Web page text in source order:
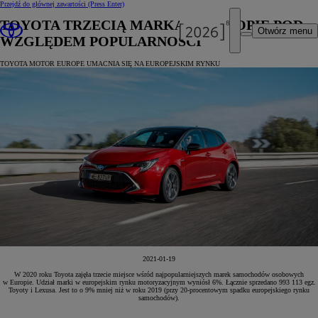
Przejdź do głównej zawartości (Press Enter)
Otwórz menu
TOYOTA TRZECIĄ MARKĄ W EUROPIE POD
WZGLĘDEM POPULARNOŚCI
TOYOTA MOTOR EUROPE UMACNIA SIĘ NA EUROPEJSKIM RYNKU
2021-01-19
W 2020 roku Toyota zajęła trzecie miejsce wśród najpopularniejszych marek samochodów osobowych
w Europie. Udział marki w europejskim rynku motoryzacyjnym wyniósł 6%. Łącznie sprzedano 993 113 egz.
Toyoty i Lexusa. Jest to o 9% mniej niż w roku 2019 (przy 20-procentowym spadku europejskiego rynku
samochodów).